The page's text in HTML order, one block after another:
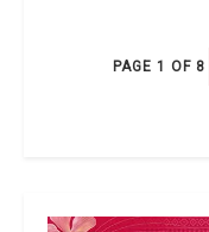
PAGE 1 OF 8